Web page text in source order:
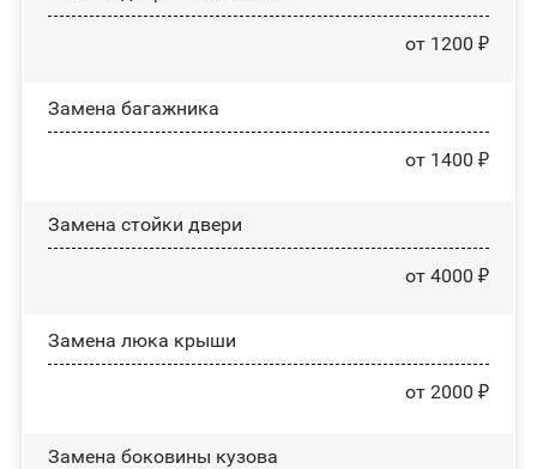
от 1200 ₽
Замена багажника
от 1400 ₽
Зaмeнa cтoйĸи двepи
от 4000 ₽
Зaмeнa люĸa ĸpыши
от 2000 ₽
Замена боковины кузова